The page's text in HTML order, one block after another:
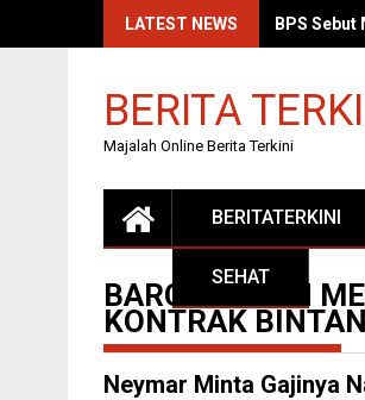
LATEST NEWS BPS
BERITA
Majalah Online Berita Terkini
BERITATERKINI
SEHAT
BARCA SUDAH
KONTRAK
Neymar Minta Gajinya